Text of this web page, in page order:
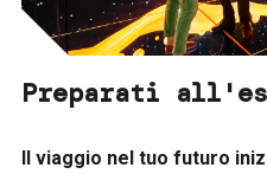
Preparati
Il viaggio nel tuo futuro